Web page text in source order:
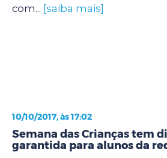
com... [saiba mais]
10/10/2017, às 17:02
Semana das Crianças tem
garantida para alunos da